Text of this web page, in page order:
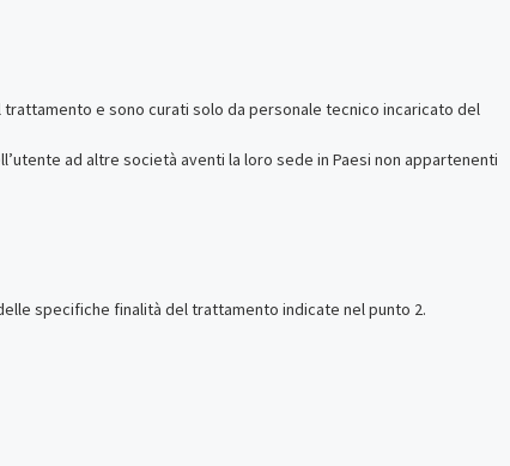
e sono curati solo da personale tecnico incaricato del
ad altre società aventi la loro sede in Paesi non appartenenti
specifiche finalità del trattamento indicate nel punto 2.